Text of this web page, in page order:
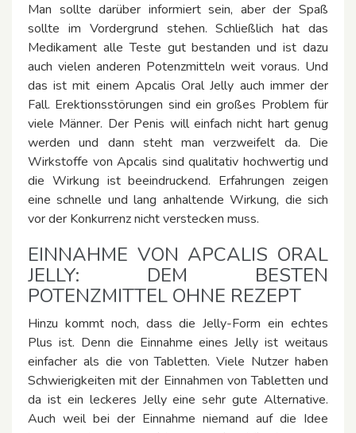
Man sollte darüber informiert sein, aber der Spaß
sollte im Vordergrund stehen. Schließlich hat das
Medikament alle Teste gut bestanden und ist dazu
auch vielen anderen Potenzmitteln weit voraus. Und
das ist mit einem Apcalis Oral Jelly auch immer der
Fall. Erektionsstörungen sind ein großes Problem für
viele Männer. Der Penis will einfach nicht hart genug
werden und dann steht man verzweifelt da. Die
Wirkstoffe von Apcalis sind qualitativ hochwertig und
die Wirkung ist beeindruckend. Erfahrungen zeigen
eine schnelle und lang anhaltende Wirkung, die sich
vor der Konkurrenz nicht verstecken muss.
EINNAHME VON APCALIS ORAL
JELLY: DEM BESTEN
POTENZMITTEL OHNE REZEPT
Hinzu kommt noch, dass die Jelly-Form ein echtes
Plus ist. Denn die Einnahme eines Jelly ist weitaus
einfacher als die von Tabletten. Viele Nutzer haben
Schwierigkeiten mit der Einnahmen von Tabletten und
da ist ein leckeres Jelly eine sehr gute Alternative.
Auch weil bei der Einnahme niemand auf die Idee